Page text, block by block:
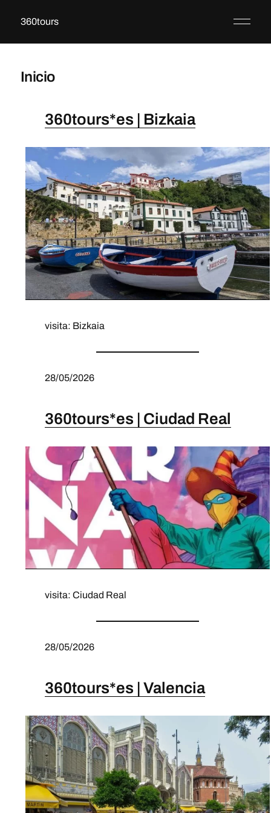
360tours
Inicio
360tours*es | Bizkaia
visita: Bizkaia
28/05/2026
360tours*es | Ciudad Real
visita: Ciudad Real
28/05/2026
360tours*es | Valencia